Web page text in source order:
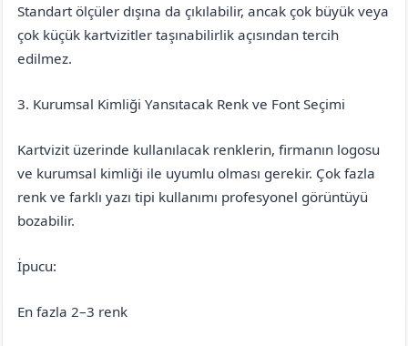
Standart ölçüler dışına da çıkılabilir, ancak çok büyük veya
çok küçük kartvizitler taşınabilirlik açısından tercih
edilmez.
3. Kurumsal Kimliği Yansıtacak Renk ve Font Seçimi
Kartvizit üzerinde kullanılacak renklerin, firmanın logosu
ve kurumsal kimliği ile uyumlu olması gerekir. Çok fazla
renk ve farklı yazı tipi kullanımı profesyonel görüntüyü
bozabilir.
İpucu:
En fazla 2–3 renk